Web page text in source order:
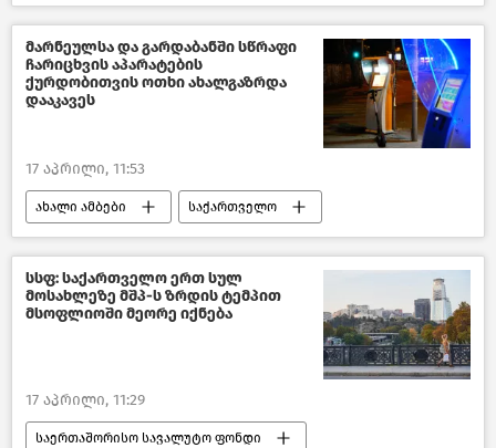
საქართველოს მთავრობა
ირაკლი კობახიძე
საქართველოს პრემიერ–მინისტრი
საქართველოს საგარეო პოლიტიკა
მარნეულსა და გარდაბანში სწრაფი
ჩარიცხვის აპარატების
ქურდობითვის ოთხი ახალგაზრდა
დააკავეს
17 აპრილი, 11:53
ახალი ამბები საქართველო
შემთხვევები საქართველოში
შემთხვევები
საქართველოს შინაგან საქმეთა სამინისტრო
სსფ: საქართველო ერთ სულ
მოსახლეზე მშპ-ს ზრდის ტემპით
მსოფლიოში მეორე იქნება
17 აპრილი, 11:29
საერთაშორისო სავალუტო ფონდი